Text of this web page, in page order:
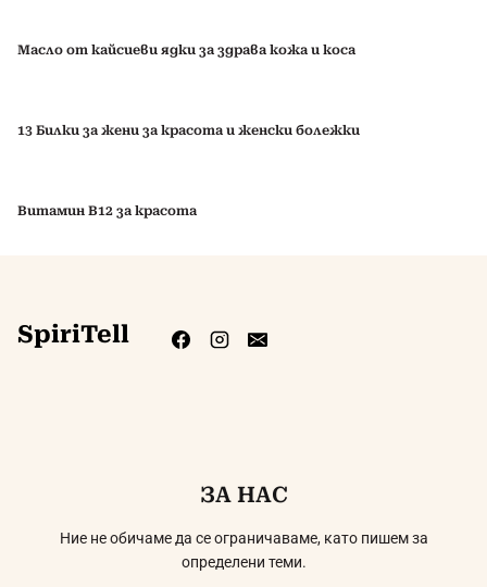
Масло от кайсиеви ядки за здрава кожа и коса
13 Билки за жени за красота и женски болежки
Витамин B12 за красота
SpiriTell
ЗА НАС
Ние не обичаме да се ограничаваме, като пишем за
определени теми.